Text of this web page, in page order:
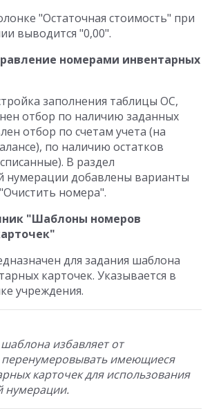
"Остаточная стоимость" при
выводится "0,00".
номерами инвентарных
заполнения таблицы ОС,
отбор по наличию заданных
отбор по счетам учета (на
по наличию остатков
В раздел
нумерации добавлены варианты
номера".
"Шаблоны номеров
для задания шаблона
карточек. Указывается в
учреждения.
избавляет от
имеющиеся
карточек для использования
нумерации.